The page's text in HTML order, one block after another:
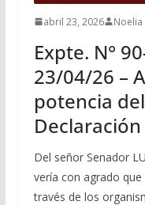
abril 23, 2026 Noelia
Expte. N°
23/04/26 –
potencia
Declaración
Del señor Senador
vería con agrado
través de los